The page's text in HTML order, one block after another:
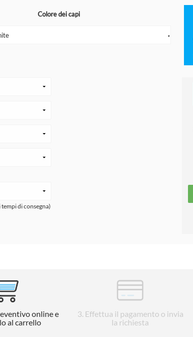
Colore dei capi
▼
di consegna)
online e
al carrello
3. Effettua il pagamento o invia
la richiesta